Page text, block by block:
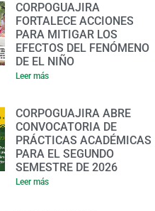
CORPOGUAJIRA
FORTALECE ACCIONES
PARA MITIGAR LOS
EFECTOS DEL FENÓMENO
DE EL NIÑO
Leer más
CORPOGUAJIRA ABRE
CONVOCATORIA DE
PRÁCTICAS ACADÉMICAS
PARA EL SEGUNDO
SEMESTRE DE 2026
Leer más